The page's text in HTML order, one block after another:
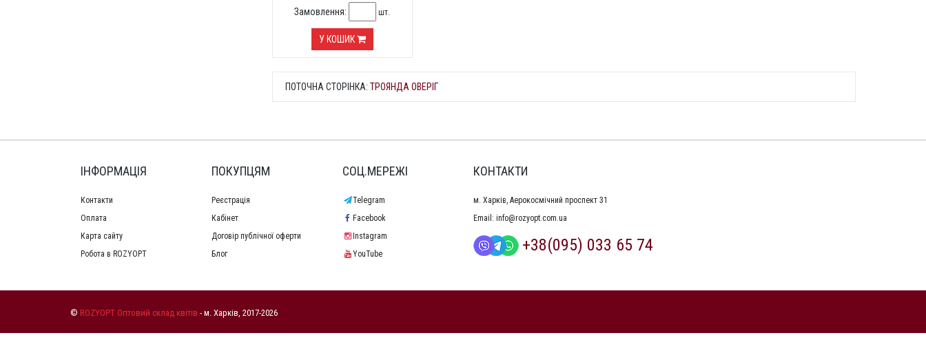
Замовлення: шт.
У КОШИК
ПОТОЧНА СТОРІНКА: ТРОЯНДА ОВЕРІГ
ІНФОРМАЦІЯ
Контакти
Оплата
Карта сайту
Робота в ROZYOPT
ПОКУПЦЯМ
Реєстрація
Кабінет
Договір публічної оферти
Блог
СОЦ.МЕРЕЖІ
Telegram
Facebook
Instagram
YouTube
КОНТАКТИ
м. Харків, Аерокосмічний проспект 31
Email: info@rozyopt.com.ua
+38(095) 033 65 74
© ROZYOPT Оптовий склад квітів - м. Харків, 2017-2026